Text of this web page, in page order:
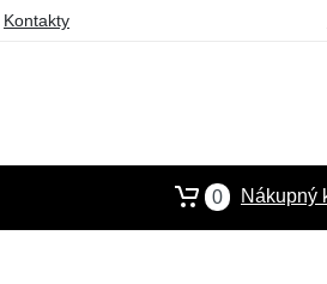
Kontakty
0 Nákupný